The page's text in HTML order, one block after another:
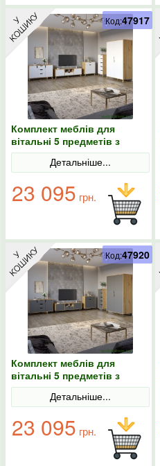
Комплект меблів для
вітальні 5 предметів з
ніжками кольору світлий
горіх М-ЗОН Борн Дуб
(білий)
Детальніше...
23 095 грн.
Код:47917
Комплект меблів для
вітальні 5 предметів з
чорними ніжками М-ЗОН
Борн Дуб Артизан/Антрацит
Детальніше...
23 095 грн.
Код:47920